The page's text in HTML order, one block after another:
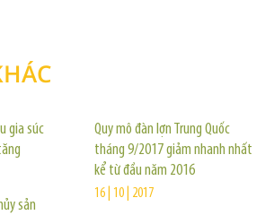
gia súc
sản
Quy mô đàn lợn Trung Quốc
tháng 9/2017 giảm nhanh nhất
kể từ đầu năm 2016
16 | 10 | 2017